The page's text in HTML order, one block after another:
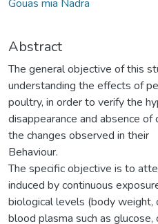
Gouas mia Nadra
Abstract
The general objective of this
understanding the effects of
poultry, in order to verify the
disappearance and absence
the changes observed in their
Behaviour.
The specific objective is to
induced by continuous
biological levels (body weight,
blood plasma such as